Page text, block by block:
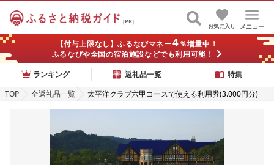
[PR]
メニュー
お気に入り
【付与上限なし】ふるなびマネー4％増量中！
ふるなびや全国の宿泊施設などでも利用可能！
ランキング
返礼品一覧
特集
TOP
全返礼品一覧 太平洋クラブ六甲コースで使える利用券(3.000円分)